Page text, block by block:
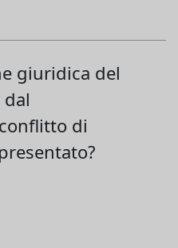
giuridica del
di